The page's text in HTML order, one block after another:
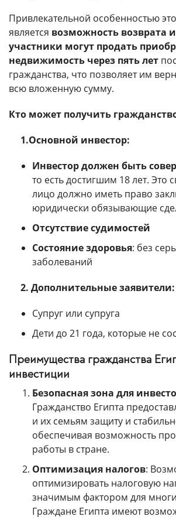
Привлекательной особенностью
является возможность возврата
участники могут продать
недвижимость через пять лет
гражданства, что позволяет им
всю вложенную сумму.
Кто может получить
1.Основной инвестор:
Инвестор должен быть
то есть достигшим 18 лет. Это
лицо должно иметь право
юридически обязывающие
Отсутствие судимостей
Состояние здоровья: без
заболеваний
2. Дополнительные заявители:
Супруг или супруга
Дети до 21 года, которые не
Преимущества гражданства
инвестиции
Безопасная зона для
Гражданство Египта
и их семьям защиту и
обеспечивая возможность
работы в стране.
Оптимизация налогов:
оптимизировать налоговую
значимым фактором для
Граждане Египта имеют